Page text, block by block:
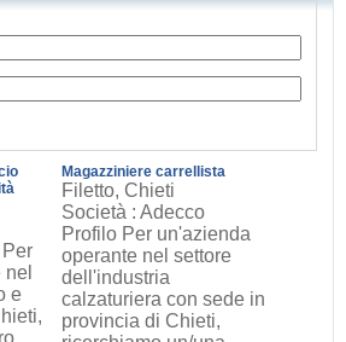
e
Magazziniere carrellista
Filetto, Chieti
Società : Adecco
Profilo Per un'azienda
operante nel settore
dell'industria
calzaturiera con sede in
provincia di Chieti,